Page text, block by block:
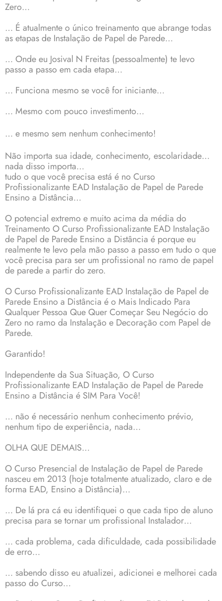
Zero…
… É atualmente o único treinamento que abrange todas
as etapas de Instalação de Papel de Parede…
… Onde eu Josival N Freitas (pessoalmente) te levo
passo a passo em cada etapa…
… Funciona mesmo se você for iniciante…
… Mesmo com pouco investimento…
… e mesmo sem nenhum conhecimento!
Não importa sua idade, conhecimento, escolaridade…
nada disso importa…
tudo o que você precisa está é no Curso
Profissionalizante EAD Instalação de Papel de Parede
Ensino a Distância…
O potencial extremo e muito acima da média do
Treinamento O Curso Profissionalizante EAD Instalação
de Papel de Parede Ensino a Distância é porque eu
realmente te levo pela mão passo a passo em tudo o que
você precisa para ser um profissional no ramo de papel
de parede a partir do zero.
O Curso Profissionalizante EAD Instalação de Papel de
Parede Ensino a Distância é o Mais Indicado Para
Qualquer Pessoa Que Quer Começar Seu Negócio do
Zero no ramo da Instalação e Decoração com Papel de
Parede.
Garantido!
Independente da Sua Situação, O Curso
Profissionalizante EAD Instalação de Papel de Parede
Ensino a Distância é SIM Para Você!
… não é necessário nenhum conhecimento prévio,
nenhum tipo de experiência, nada…
OLHA QUE DEMAIS…
O Curso Presencial de Instalação de Papel de Parede
nasceu em 2013 (hoje totalmente atualizado, claro e de
forma EAD, Ensino a Distância)…
… De lá pra cá eu identifiquei o que cada tipo de aluno
precisa para se tornar um profissional Instalador…
… cada problema, cada dificuldade, cada possibilidade
de erro…
… sabendo disso eu atualizei, adicionei e melhorei cada
passo do Curso…